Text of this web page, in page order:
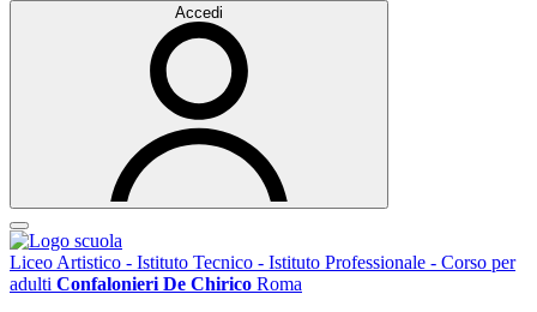
Accedi
Liceo Artistico - Istituto Tecnico - Istituto Professionale - Corso per
adulti Confalonieri De Chirico Roma